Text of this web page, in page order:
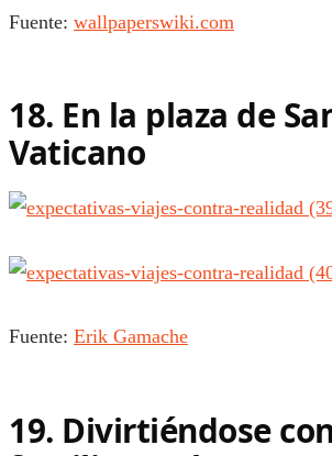
Fuente: wallpaperswiki.com
18. En la plaza de
Vaticano
Fuente: Erik Gamache
19. Divirtiéndose